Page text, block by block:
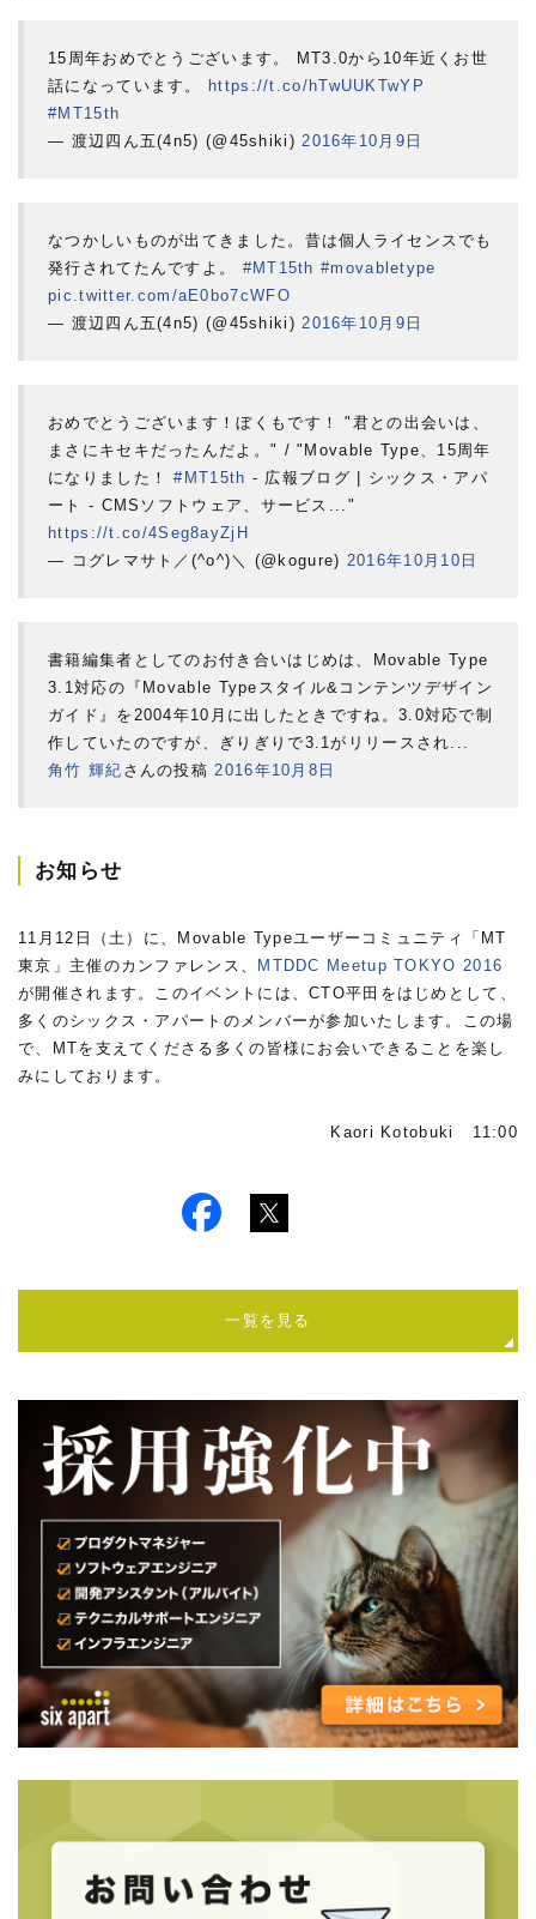
15周年おめでとうございます。 MT3.0から10年近くお世
話になっています。
https://t.co/hTwUUKTwYP
#MT15th
— 渡辺四ん五(4n5) (@45shiki) 2016年10月9日
なつかしいものが出てきました。昔は個人ライセンスでも
発行されてたんですよ。 #MT15th #movabletype
pic.twitter.com/aE0bo7cWFO
— 渡辺四ん五(4n5) (@45shiki) 2016年10月9日
おめでとうございます！ぼくもです！ "君との出会いは、
まさにキセキだったんだよ。" / "Movable Type、15周年
になりました！#MT15th - 広報ブログ | シックス・アパ
ート - CMSソフトウェア、サービス..."
https://t.co/4Seg8ayZjH
— コグレマサト／(^o^)＼ (@kogure) 2016年10月10日
書籍編集者としてのお付き合いはじめは、Movable Type
3.1対応の『Movable Typeスタイル&コンテンツデザイン
ガイド』を2004年10月に出したときですね。3.0対応で制
作していたのですが、ぎりぎりで3.1がリリースされ...
角竹 輝紀 さんの投稿 2016年10月8日
お知らせ
11月12日（土）に、Movable Typeユーザーコミュニティ「MT
東京」主催のカンファレンス、
MTDDC Meetup TOKYO 2016
が開催されます。このイベントには、CTO平田をはじめとして、
多くのシックス・アパートのメンバーが参加いたします。この場
で、MTを支えてくださる多くの皆様にお会いできることを楽し
みにしております。
Kaori Kotobuki 11:00
一覧を見る